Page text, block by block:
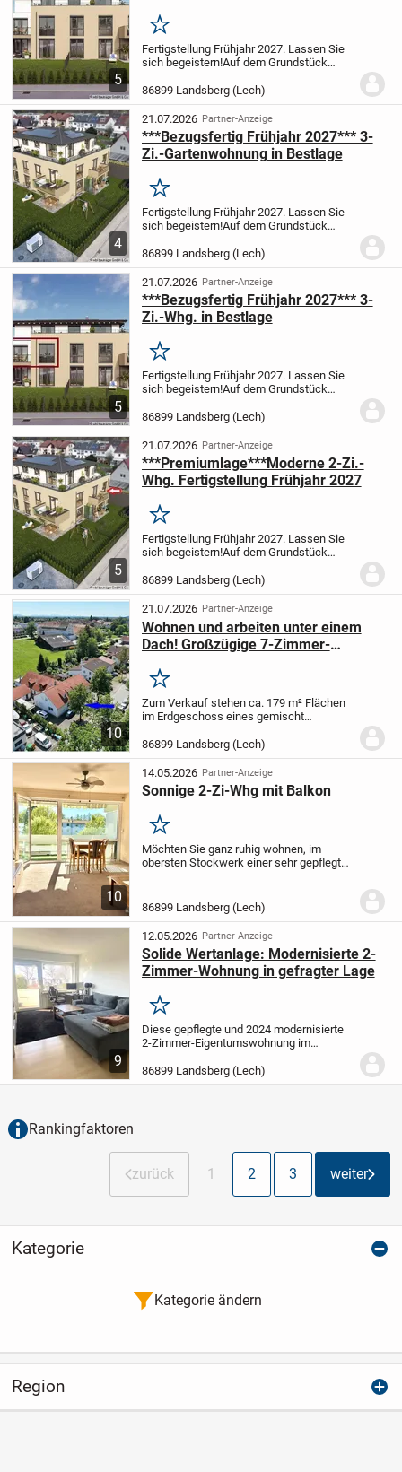
5
Merken
Fertigstellung Frühjahr 2027. Lassen Sie
sich begeistern!Auf dem Grundstück
Lech wird seit Frühling 2026 ein
mehrgeschossiges Mehrfamilienhaus mit
insgesamt 7...
86899 Landsberg (Lech)
4
21.07.2026 Partner-Anzeige
***Bezugsfertig Frühjahr 2027*** 3-
Zi.-Gartenwohnung in Bestlage
Merken
Fertigstellung Frühjahr 2027. Lassen Sie
sich begeistern!Auf dem Grundstück
Lech wird seit Frühling 2026 ein
mehrgeschossiges Mehrfamilienhaus mit
insgesamt 7...
86899 Landsberg (Lech)
5
21.07.2026 Partner-Anzeige
***Bezugsfertig Frühjahr 2027*** 3-
Zi.-Whg. in Bestlage
Merken
Fertigstellung Frühjahr 2027. Lassen Sie
sich begeistern!Auf dem Grundstück
Lech wird seit Frühling 2026 ein
mehrgeschossiges Mehrfamilienhaus mit
insgesamt 7...
86899 Landsberg (Lech)
5
21.07.2026 Partner-Anzeige
***Premiumlage***Moderne 2-Zi.-
Whg. Fertigstellung Frühjahr 2027
Merken
Fertigstellung Frühjahr 2027. Lassen Sie
sich begeistern!Auf dem Grundstück
Lech wird seit Frühling 2026 ein
mehrgeschossiges Mehrfamilienhaus mit
insgesamt 7...
86899 Landsberg (Lech)
10
21.07.2026 Partner-Anzeige
Wohnen und arbeiten unter einem
Dach! Großzügige 7-Zimmer-
Merken
Zum Verkauf stehen ca. 179 m² Flächen
im Erdgeschoss eines gemischt
von Landsberg am Lech, im beliebten
Bereich Landsberg Ost unweit des
Fachmarktzentrums am...
86899 Landsberg (Lech)
10
14.05.2026 Partner-Anzeige
Sonnige 2-Zi-Whg mit Balkon
Merken
Möchten Sie ganz ruhig wohnen, im
obersten Stockwerk einer sehr gepflegten
Himmel? Und das alles fußläufig zum
täglichen Leben...
86899 Landsberg (Lech)
9
12.05.2026 Partner-Anzeige
Solide Wertanlage: Modernisierte 2-
Zimmer-Wohnung in gefragter Lage
Merken
Diese gepflegte und 2024 modernisierte
2-Zimmer-Eigentumswohnung im
Kapitalanlage in zentraler Lage von
Landsberg am Lech. Die ca. 51?m² große
86899 Landsberg (Lech)
Rankingfaktoren
zurück 1 2 3 weiter
Kategorie
Kategorie ändern
Region